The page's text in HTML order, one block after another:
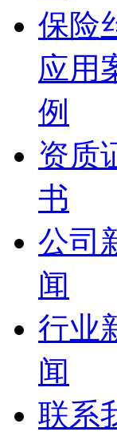
保险
应用
例
资质
书
公司
闻
行业
闻
联系